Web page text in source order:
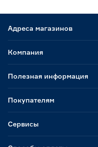
Адреса магазинов
Компания
Полезная информация
Покупателям
Сервисы